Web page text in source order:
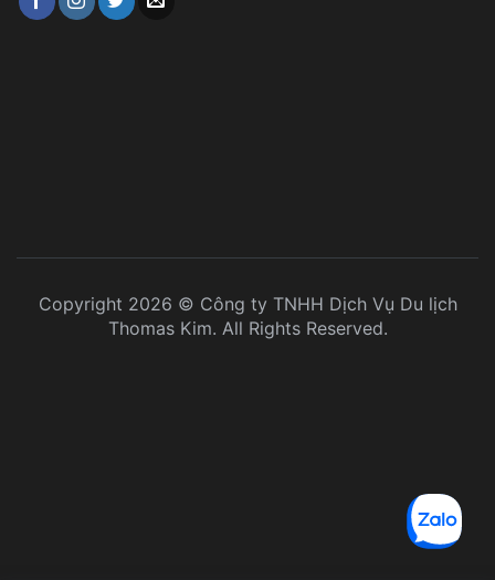
Copyright 2026 © Công ty TNHH Dịch Vụ Du lịch
Thomas Kim. All Rights Reserved.